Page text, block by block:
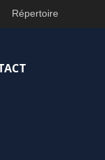
Répertoire